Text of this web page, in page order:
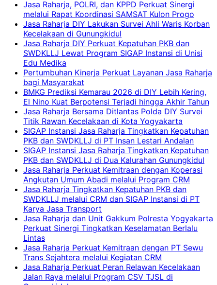
Jasa Raharja, POLRI, dan KPPD Perkuat Sinergi
melalui Rapat Koordinasi SAMSAT Kulon Progo
Jasa Raharja DIY Lakukan Survei Ahli Waris Korban
Kecelakaan di Gunungkidul
Jasa Raharja DIY Perkuat Kepatuhan PKB dan
SWDKLLJ Lewat Program SIGAP Instansi di Unisi
Edu Medika
Pertumbuhan Kinerja Perkuat Layanan Jasa Raharja
bagi Masyarakat
BMKG Prediksi Kemarau 2026 di DIY Lebih Kering,
El Nino Kuat Berpotensi Terjadi hingga Akhir Tahun
Jasa Raharja Bersama Ditlantas Polda DIY Survei
Titik Rawan Kecelakaan di Kota Yogyakarta
SIGAP Instansi Jasa Raharja Tingkatkan Kepatuhan
PKB dan SWDKLLJ di PT Insan Lestari Andalan
SIGAP Instansi Jasa Raharja Tingkatkan Kepatuhan
PKB dan SWDKLLJ di Dua Kalurahan Gunungkidul
Jasa Raharja Perkuat Kemitraan dengan Koperasi
Angkutan Umum Abadi melalui Program CRM
Jasa Raharja Tingkatkan Kepatuhan PKB dan
SWDKLLJ melalui CRM dan SIGAP Instansi di PT
Karya Jasa Transport
Jasa Raharja dan Unit Gakkum Polresta Yogyakarta
Perkuat Sinergi Tingkatkan Keselamatan Berlalu
Lintas
Jasa Raharja Perkuat Kemitraan dengan PT Sewu
Trans Sejahtera melalui Kegiatan CRM
Jasa Raharja Perkuat Peran Relawan Kecelakaan
Jalan Raya melalui Program CSV TJSL di